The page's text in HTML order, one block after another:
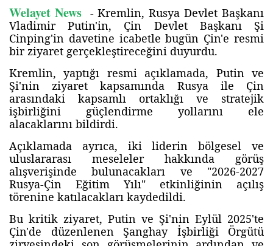
Welayet News- Kremlin, Rusya Devlet Başkanı
Vladimir Putin'in, Çin Devlet Başkanı Şi
Cinping'in davetine icabetle bugün Çin'e resmi
bir ziyaret gerçekleştireceğini duyurdu.
Kremlin, yaptığı resmi açıklamada, Putin ve
Şi'nin ziyaret kapsamında Rusya ile Çin
arasındaki kapsamlı ortaklığı ve stratejik
işbirliğini güçlendirme yollarını ele
alacaklarını bildirdi.
Açıklamada ayrıca, iki liderin bölgesel ve
uluslararası meseleler hakkında görüş
alışverişinde bulunacakları ve "2026-2027
Rusya-Çin Eğitim Yılı" etkinliğinin açılış
törenine katılacakları kaydedildi.
Bu kritik ziyaret, Putin ve Şi'nin Eylül 2025'te
Çin'de düzenlenen Şanghay İşbirliği Örgütü